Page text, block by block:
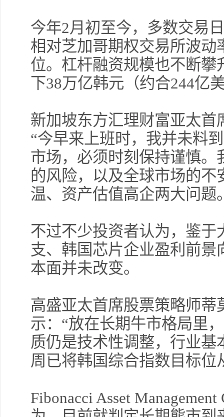
今年2月初至今，多数交易
相对芝加哥期权交易所波
位。杠杆融资规模也不断
下38万亿韩元（约合244亿
新加坡东方汇理财富亚太首
“今早来上班时，我并未料
市场，必须时刻保持谨慎
的风险，以及全球市场的
温、资产估值高企两大问题
不过不少投资者认为，鉴
支、韩国芯片企业盈利前
本面并未改变。
高盛亚太首席股票策略师蒂
示：“放在长期牛市格局里
质仍是技术性调整，行业基
周已将韩国综合指数目标位
Fibonacci Asset
完